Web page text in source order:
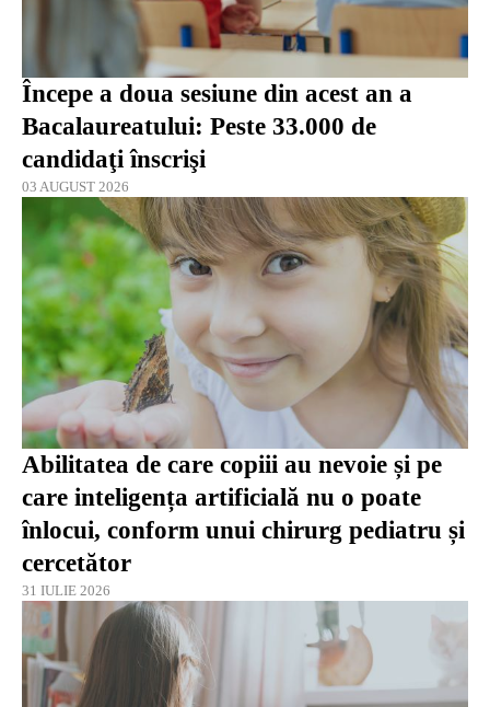
Începe a doua sesiune din acest an a
Bacalaureatului: Peste 33.000 de
candidaţi înscrişi
03 AUGUST 2026
Abilitatea de care copiii au nevoie și pe
care inteligența artificială nu o poate
înlocui, conform unui chirurg pediatru și
cercetător
31 IULIE 2026